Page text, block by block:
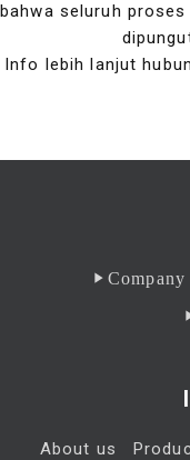
bahwa seluruh
Info lebih lanjut
About us